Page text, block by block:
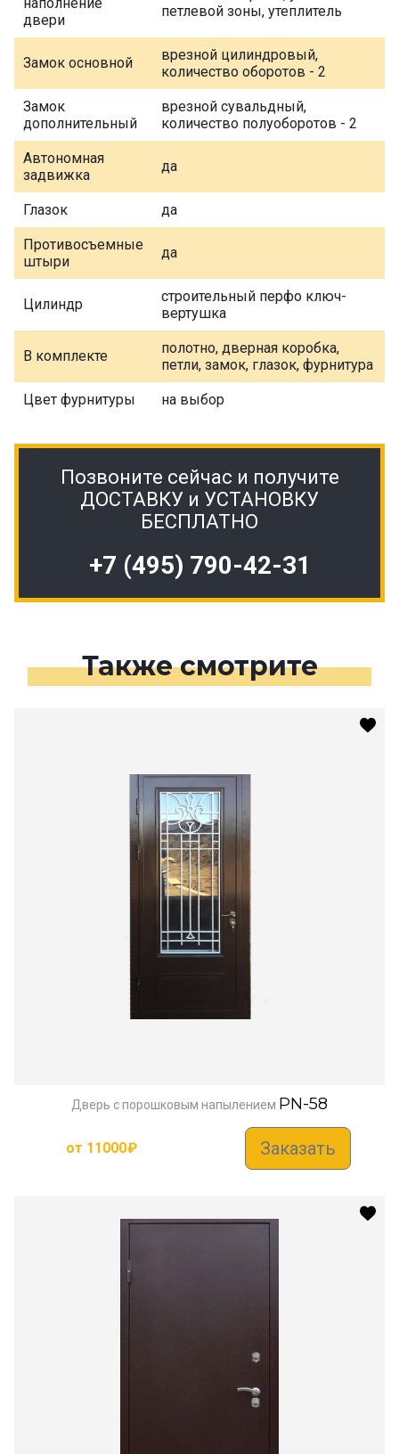
двери
петлевой зоны, утеплитель
Замок основной
врезной цилиндровый,
количество оборотов - 2
Замок
дополнительный
врезной сувальдный,
количество полуоборотов - 2
Автономная
задвижка
да
Глазок да
Противосъемные
штыри
да
Цилиндр
строительный перфо ключ-
вертушка
В комплекте
полотно, дверная коробка,
петли, замок, глазок, фурнитура
Цвет фурнитуры на выбор
Позвоните сейчас и получите
ДОСТАВКУ и УСТАНОВКУ
БЕСПЛАТНО
+7 (495) 790-42-31
Также смотрите
Дверь с порошковым напылением PN-58
от 11000₽ Заказать